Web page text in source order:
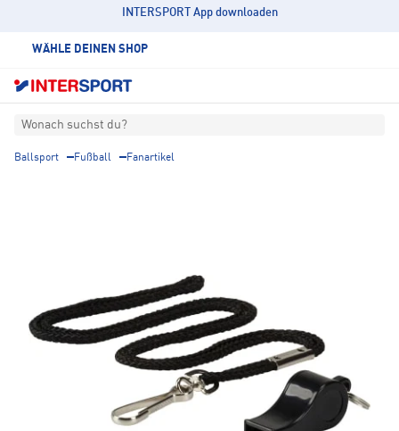
INTERSPORT App downloaden
WÄHLE DEINEN SHOP
Wonach suchst du?
Ballsport Fußball Fanartikel